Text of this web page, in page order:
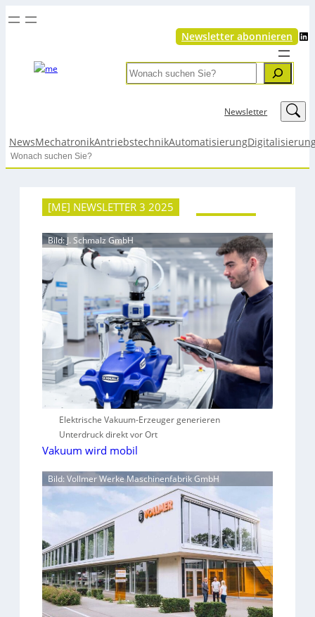
Newsletter abonnieren LinkedIn
Search
Newsletter LinkedIn
NewsMechatronikAntriebstechnikAutomatisierung
Search
[ME] NEWSLETTER 3 2025
Bild: J. Schmalz GmbH
Elektrische Vakuum-Erzeuger generieren
Unterdruck direkt vor Ort
Vakuum wird mobil
Bild: Vollmer Werke Maschinenfabrik GmbH